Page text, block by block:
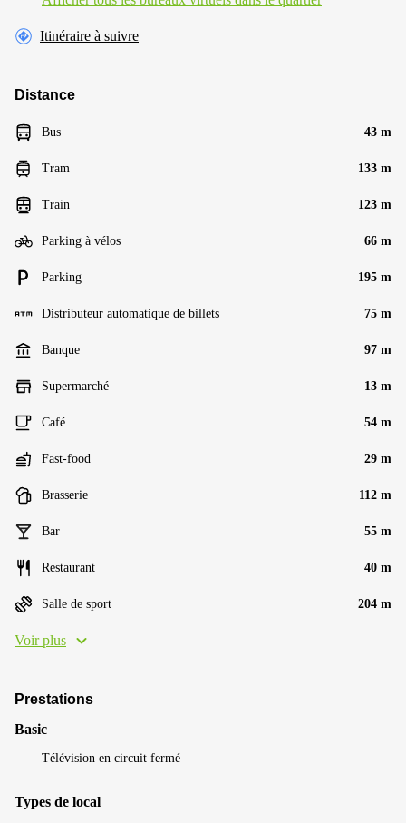
Itinéraire à suivre
Distance
Bus 43 m
Tram 133 m
Train 123 m
Parking à vélos 66 m
Parking 195 m
Distributeur automatique de billets 75 m
Banque 97 m
Supermarché 13 m
Café 54 m
Fast-food 29 m
Brasserie 112 m
Bar 55 m
Restaurant 40 m
Salle de sport 204 m
Voir plus
Prestations
Basic
Télévision en circuit fermé
Types de local